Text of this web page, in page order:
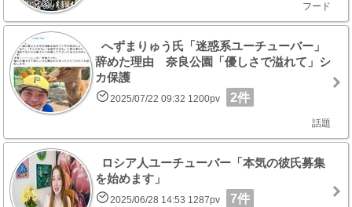
フード
へずまりゅう氏「迷惑系ユーチューバー」
辞めた理由 奈良公園「優しさで溢れて」シ
カ保護
2025/07/22 09:32 1200pv 2件
話題
ロシア人ユーチューバー「本気の彼氏募集
を始めます」
2025/06/28 14:53 1287pv 7件